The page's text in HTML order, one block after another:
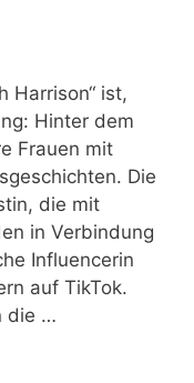
Harrison“ ist,
Hinter dem
Frauen mit
Die
die mit
in Verbindung
Influencerin
auf TikTok.
die …